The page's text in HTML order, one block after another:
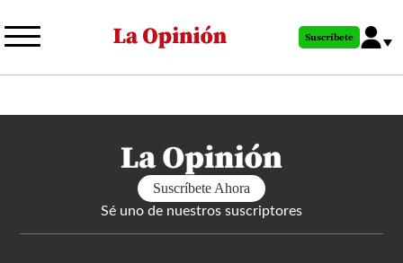
al
principal
Suscríbete
Suscríbete Ahora
Sé uno de nuestros suscriptores